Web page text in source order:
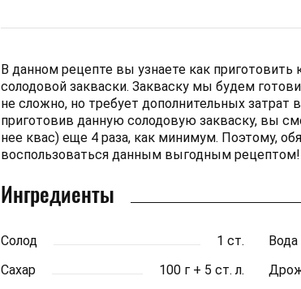
В данном рецепте вы узнаете как приготовить
солодовой закваски. Закваску мы будем
не сложно, но требует дополнительных затрат
приготовив данную солодовую закваску, вы
нее квас) еще 4 раза, как минимум. Поэтому,
воспользоваться данным выгодным рецептом!
Ингредиенты
Солод 1 ст. Вода
Сахар
100 г + 5 ст. л.